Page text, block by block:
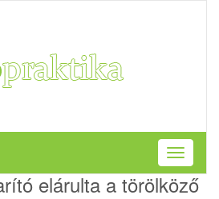
T
o
g
elárulta a törölköző